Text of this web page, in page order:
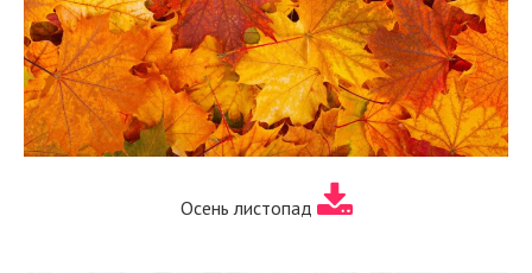
Осень листопад